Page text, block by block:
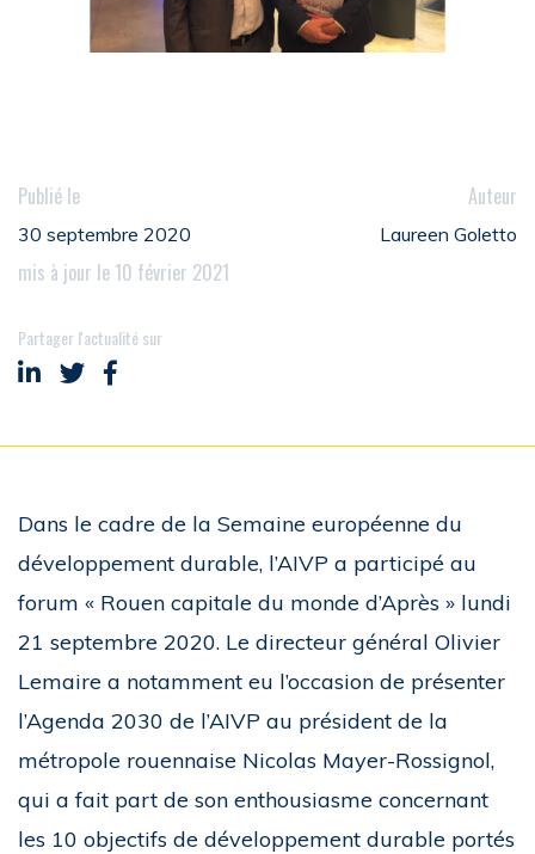
Publié le
30 septembre 2020
mis à jour le 10 février 2021
Auteur
Laureen Goletto
Partager l'actualité sur
Partager sur LinkedIn
Partager sur Twitter
Partager sur Facebook
Dans le cadre de la Semaine européenne du
développement durable, l’AIVP a participé au
forum « Rouen capitale du monde d’Après » lundi
21 septembre 2020. Le directeur général Olivier
Lemaire a notamment eu l’occasion de présenter
l’Agenda 2030 de l’AIVP au président de la
métropole rouennaise Nicolas Mayer-Rossignol,
qui a fait part de son enthousiasme concernant
les 10 objectifs de développement durable portés